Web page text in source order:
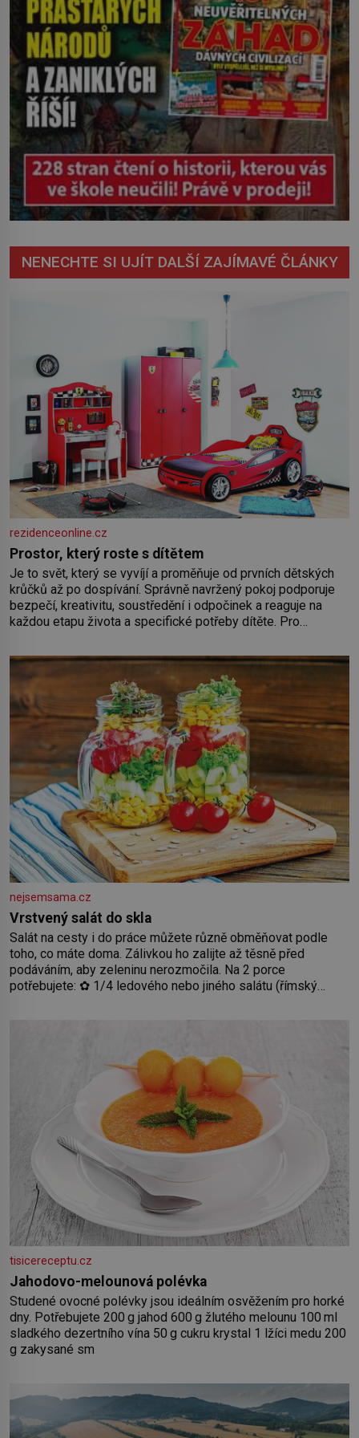
NENECHTE SI UJÍT DALŠÍ ZAJÍMAVÉ ČLÁNKY
rezidenceonline.cz
Prostor, který roste s dítětem
Je to svět, který se vyvíjí a proměňuje od prvních dětských
krůčků až po dospívání. Správně navržený pokoj podporuje
bezpečí, kreativitu, soustředění i odpočinek a reaguje na
každou etapu života a specifické potřeby dítěte. Pro
by pokoj miminka měl působit především klidně a útulně.
Předškolní věk je
nejsemsama.cz
Vrstvený salát do skla
Salát na cesty i do práce můžete různě obměňovat podle
toho, co máte doma. Zálivkou ho zalijte až těsně před
podáváním, aby zeleninu nerozmočila. Na 2 porce
potřebujete: ✿ 1/4 ledového nebo jiného salátu (římský
2 rajčata Zálivka: ✿ 4 lžíce olivového oleje ✿ 1 lžíci citronové
tisicereceptu.cz
Jahodovo-melounová polévka
Studené ovocné polévky jsou ideálním osvěžením pro horké
dny. Potřebujete 200 g jahod 600 g žlutého melounu 100 ml
sladkého dezertního vína 50 g cukru krystal 1 lžíci medu 200
g zakysané sm